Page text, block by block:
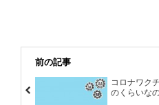
前の記事
コロナワク
のくらいな